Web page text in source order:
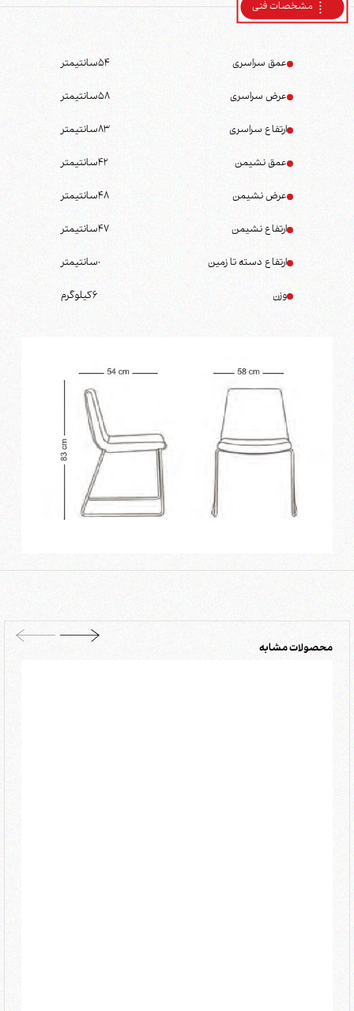
مشخصات فنی
عمق سراسری 54سانتیمتر
عرض سراسری 58سانتیمتر
ارتفاع سراسری 83سانتیمتر
عمق نشیمن 42سانتیمتر
عرض نشیمن 48سانتیمتر
ارتفاع نشیمن 47سانتیمتر
ارتفاع دسته تا زمین 0سانتیمتر
وزن 6کیلوگرم
محصولات مشابه